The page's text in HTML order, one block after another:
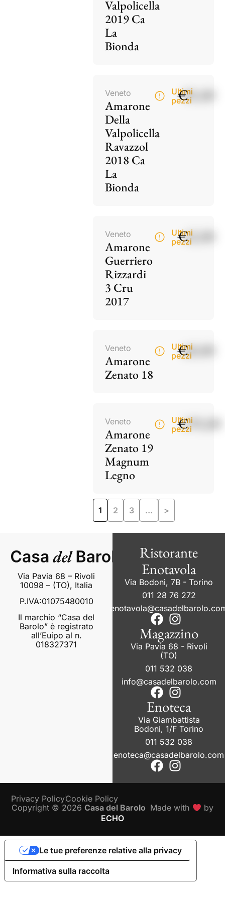
Valpolicella
2019 Ca
La
Bionda
Veneto
Amarone
Della
Valpolicella
Ravazzol
2018 Ca
La
Bionda
Ultimi
pezzi
€85,00
Veneto
Amarone
Guerriero
Rizzardi
3 Cru
2017
Ultimi
pezzi
€42,00
Veneto
Amarone
Zenato 18
Ultimi
pezzi
€60,00
Veneto
Amarone
Zenato 19
Magnum
Legno
Ultimi
pezzi
€195,00
1 2 3 … >
Via Pavia 68 – Rivoli
10098 – (TO), Italia
P.IVA:01075480010
Il marchio “Casa del
Barolo” è registrato
all’Euipo al n.
018327371
Ristorante
Enotavola
Via Bodoni, 7B - Torino
011 28 76 272
Magazzino
Via Pavia 68 - Rivoli
(TO)
011 532 038
info@casadelbarolo.com
Enoteca
Via Giambattista
Bodoni, 1/F Torino
011 532 038
enoteca@casadelbarolo.com
Copyright © 2026Casa del Barolo Made with
by
ECHO
Privacy PolicyCookie Policy
Informativa sulla raccolta
Le tue preferenze relative alla privacy